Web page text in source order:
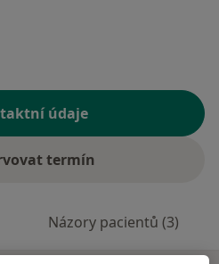
údaje
termín
Názory pacientů (3)